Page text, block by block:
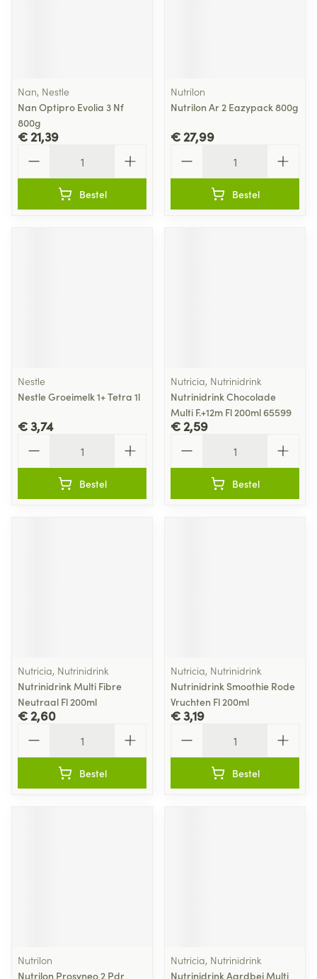
Nan, Nestle
Nan Optipro Evolia 3 Nf
800g
€ 21,39
Bestel
Nutrilon
Nutrilon Ar 2 Eazypack 800g
€ 27,99
Bestel
Nestle
Nestle Groeimelk 1+ Tetra 1l
€ 3,74
Bestel
Nutricia, Nutrinidrink
Nutrinidrink Chocolade
Multi F.+12m Fl 200ml 65599
€ 2,59
Bestel
Nutricia, Nutrinidrink
Nutrinidrink Multi Fibre
Neutraal Fl 200ml
€ 2,60
Bestel
Nutricia, Nutrinidrink
Nutrinidrink Smoothie Rode
Vruchten Fl 200ml
€ 3,19
Bestel
Nutrilon
Nutrilon Prosyneo 2 Pdr
Nutricia, Nutrinidrink
Nutrinidrink Aardbei Multi